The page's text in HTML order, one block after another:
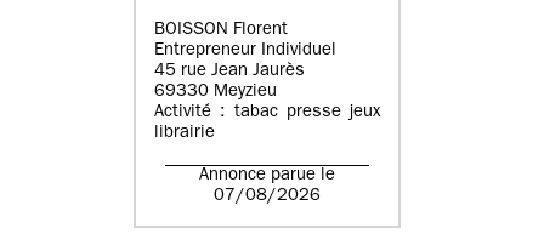
BOISSON Florent
Entrepreneur Individuel
45 rue Jean Jaurès
69330 Meyzieu
Activité : tabac presse jeux
librairie
Annonce parue le
07/08/2026